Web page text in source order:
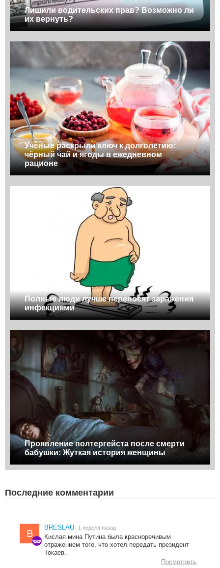
Лишили водительских прав? Возможно ли
их вернуть?
Учёные раскрыли ключ к долголетию:
чёрный чай и ягоды в ежедневном
рационе
Полные люди лучше переносят заражения
инфекциями
Проявление полтергейста после смерти
бабушки: Жуткая история женщины
Последние комментарии
B
BRESLAU 1 неделя назад
Кислая мина Путина была красноречивым
отражением того, что хотел передать президент
Токаев.
Посмотреть